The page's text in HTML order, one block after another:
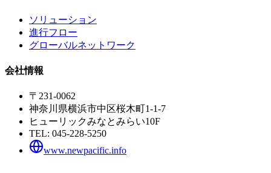
ソリューション
進行フロー
グローバルネットワーク
会社情報
〒231-0062
神奈川県横浜市中区桜木町1-1-7
ヒューリックみなとみらい10F
TEL: 045-228-5250
www.newpacific.info